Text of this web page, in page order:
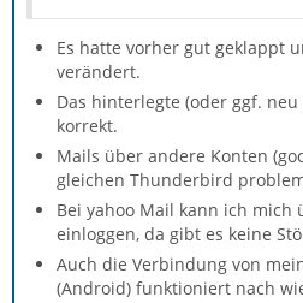
Es hatte vorher gut geklappt
verändert.
Das hinterlegte (oder ggf.
korrekt.
Mails über andere Konten
gleichen Thunderbird
Bei yahoo Mail kann ich mich
einloggen, da gibt es keine
Auch die Verbindung von
(Android) funktioniert nach